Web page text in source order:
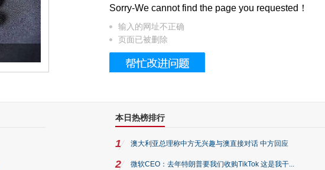
这个3.2米的长卷，还原了600岁的紫禁城
Sorry-We cannot find the page you requested！
输入的网址不正确
页面已被删除
本日热榜排行
1 澳大利亚总理称中方无兴趣与澳直接对话 中方回应
2 微软CEO：去年特朗普要我们收购TikTok 这是我干...